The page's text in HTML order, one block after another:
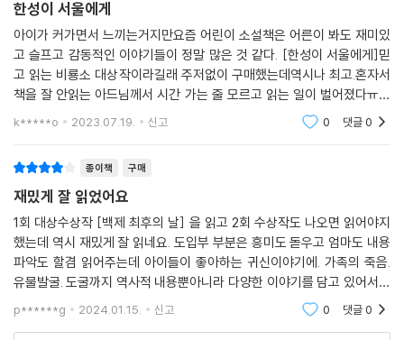
사랑의 의미를 새롭게 만나게 될 것이다.
한성이 서울에게
아이가 커가면서 느끼는거지만요즘 어린이 소설책은 어른이 봐도 재미있
고 슬프고 감동적인 이야기들이 정말 많은 것 같다. [한성이 서울에게]믿
고 읽는 비룡소 대상작이라길래 주저없이 구매했는데역시나 최고.혼자서
책을 잘 안읽는 아드님께서 시간 가는 줄 모르고 읽는 일이 벌어졌다ㅠㅠ
얼핏 역사 동화인가 싶었는데 추리, 귀신, 비밀, 우정, 가족 등등 말하고 있
k*****o 2023.07.19. 신고 0 댓글0
종이책 구매
재밌게 잘 읽었어요
1회 대상수상작 [백제 최후의 날] 을 읽고 2회 수상작도 나오면 읽어야지
했는데 역시 재밌게 잘 읽네요. 도입부 부분은 흥미도 돋우고 엄마도 내용
파악도 할겸 읽어주는데 아이들이 좋아하는 귀신이야기에. 가족의 죽음.
유물발굴. 도굴까지 역사적 내용뿐아니라 다양한 이야기를 담고 있어서주
인공이랑 함께 웃다가. 슬퍼하다가. 긴장하다. 분노하기도 하고 하다보니
혼자서 쭉 끝까지
p******g 2024.01.15. 신고 0 댓글0